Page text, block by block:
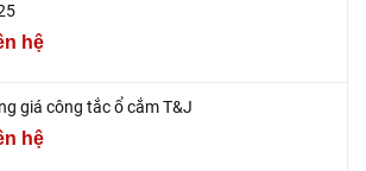
hệ
giá công tắc ổ cắm T&J
hệ